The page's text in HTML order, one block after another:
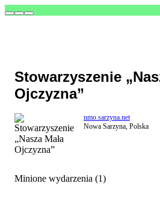
Stowarzyszenie
Ojczyzna”
nmo.sarzyna.net
Nowa Sarzyna, Polska
Minione wydarzenia (1)